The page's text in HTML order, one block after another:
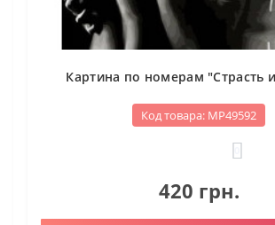
Картина по номерам "Страсть
Код товара: МР49592
420 грн.